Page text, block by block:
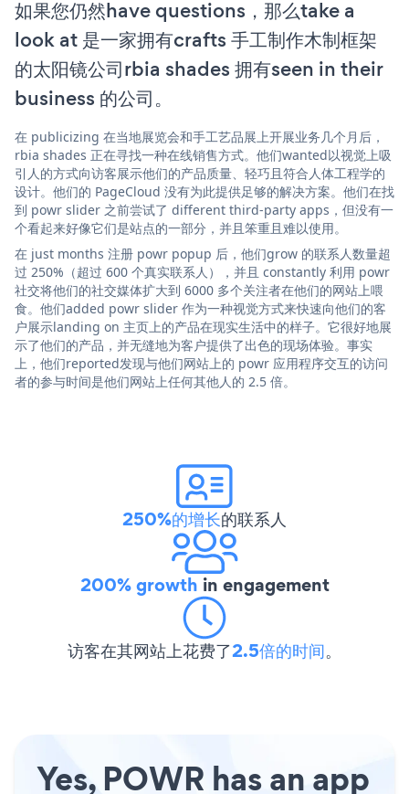
如果您仍然have questions，那么take a
look at 是一家拥有crafts 手工制作木制框架
的太阳镜公司rbia shades 拥有seen in their
business 的公司。
在 publicizing 在当地展览会和手工艺品展上开展业务几个月后，
rbia shades 正在寻找一种在线销售方式。他们wanted以视觉上吸
引人的方式向访客展示他们的产品质量、轻巧且符合人体工程学的
设计。他们的 PageCloud 没有为此提供足够的解决方案。他们在找
到 powr slider 之前尝试了 different third-party apps，但没有一
个看起来好像它们是站点的一部分，并且笨重且难以使用。
在 just months 注册 powr popup 后，他们grow 的联系人数量超
过 250%（超过 600 个真实联系人），并且 constantly 利用 powr
社交将他们的社交媒体扩大到 6000 多个关注者在他们的网站上喂
食。他们added powr slider 作为一种视觉方式来快速向他们的客
户展示landing on 主页上的产品在现实生活中的样子。它很好地展
示了他们的产品，并无缝地为客户提供了出色的现场体验。事实
上，他们reported发现与他们网站上的 powr 应用程序交互的访问
者的参与时间是他们网站上任何其他人的 2.5 倍。
250%的增长的联系人
200% growth in engagement
访客在其网站上花费了2.5倍的时间。
Yes, POWR has an app